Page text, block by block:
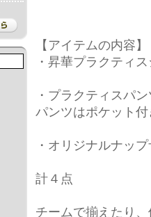
【アイテムの内容】
・昇華プラクティ
・プラクティスパン
パンツはポケット
・オリジナルナッ
計４点
チームで揃えたり